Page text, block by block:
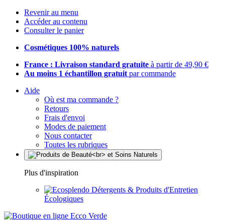
Revenir au menu
Accéder au contenu
Consulter le panier
Cosmétiques 100% naturels
France : Livraison standard gratuite à partir de 49,90 €
Au moins 1 échantillon gratuit par commande
Aide
Où est ma commande ?
Retours
Frais d'envoi
Modes de paiement
Nous contacter
Toutes les rubriques
Plus d'inspiration
Détergents & Produits d'Entretien
Écologiques